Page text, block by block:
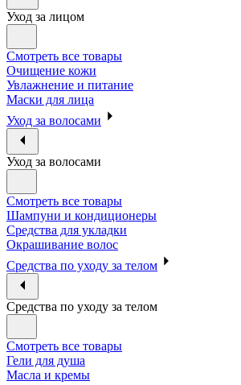
Уход за лицом
Смотреть все товары
Очищение кожи
Увлажнение и питание
Маски для лица
Уход за волосами
Уход за волосами
Смотреть все товары
Шампуни и кондиционеры
Средства для укладки
Окрашивание волос
Средства по уходу за телом
Средства по уходу за телом
Смотреть все товары
Гели для душа
Масла и кремы